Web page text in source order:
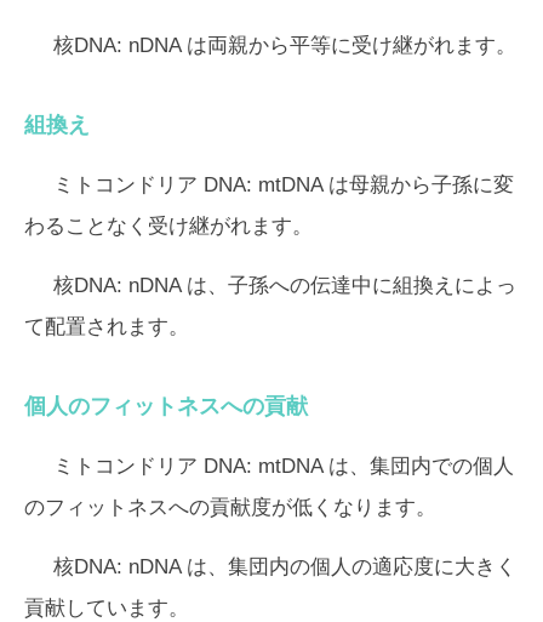
核DNA: nDNA は両親から平等に受け継がれます。
組換え
ミトコンドリア DNA: mtDNA は母親から子孫に変
わることなく受け継がれます。
核DNA: nDNA は、子孫への伝達中に組換えによっ
て配置されます。
個人のフィットネスへの貢献
ミトコンドリア DNA: mtDNA は、集団内での個人
のフィットネスへの貢献度が低くなります。
核DNA: nDNA は、集団内の個人の適応度に大きく
貢献しています。